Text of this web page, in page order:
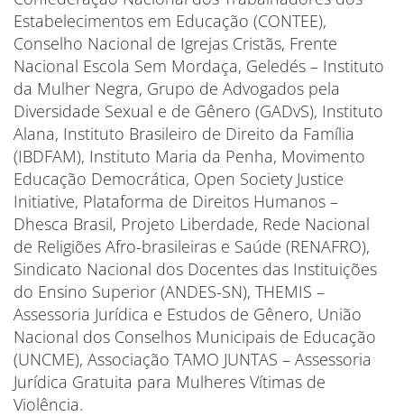
Estabelecimentos em Educação (CONTEE),
Conselho Nacional de Igrejas Cristãs, Frente
Nacional Escola Sem Mordaça, Geledés – Instituto
da Mulher Negra, Grupo de Advogados pela
Diversidade Sexual e de Gênero (GADvS), Instituto
Alana, Instituto Brasileiro de Direito da Família
(IBDFAM), Instituto Maria da Penha, Movimento
Educação Democrática, Open Society Justice
Initiative, Plataforma de Direitos Humanos –
Dhesca Brasil, Projeto Liberdade, Rede Nacional
de Religiões Afro-brasileiras e Saúde (RENAFRO),
Sindicato Nacional dos Docentes das Instituições
do Ensino Superior (ANDES-SN), THEMIS –
Assessoria Jurídica e Estudos de Gênero, União
Nacional dos Conselhos Municipais de Educação
(UNCME), Associação TAMO JUNTAS – Assessoria
Jurídica Gratuita para Mulheres Vítimas de
Violência.